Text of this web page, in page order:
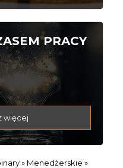
PRACY
więcej
» Menedżerskie »